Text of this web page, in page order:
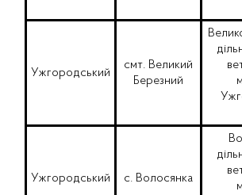
Ужгородський
смт. Великий
Березний
Ужгородський с. Волосянка